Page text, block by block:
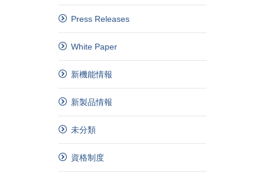
Press Releases
White Paper
新機能情報
新製品情報
未分類
資格制度